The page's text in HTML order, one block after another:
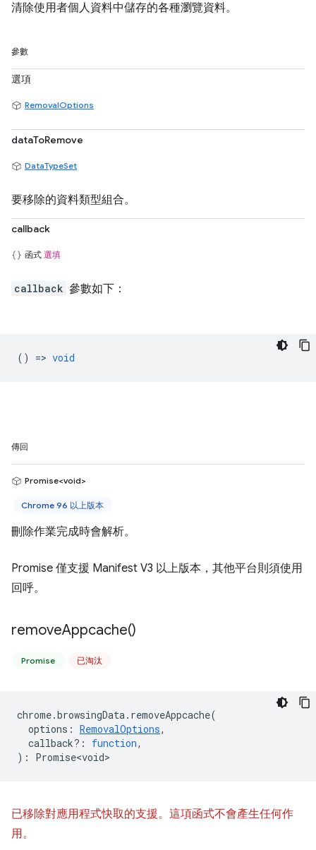
清除使用者個人資料中儲存的各種瀏覽資料。
參數
選項
RemovalOptions
dataToRemove
DataTypeSet
要移除的資料類型組合。
callback
函式 選填
callback 參數如下：
() => void
傳回
Promise<void>
Chrome 96 以上版本
刪除作業完成時會解析。
Promise 僅支援 Manifest V3 以上版本，其他平台則須使用
回呼。
removeAppcache()
Promise 已淘汰
chrome.browsingData. removeAppcache(
options : RemovalOptions,
callback? : function,
) : Promise<void>
已移除對應用程式快取的支援。這項函式不會產生任何作
用。